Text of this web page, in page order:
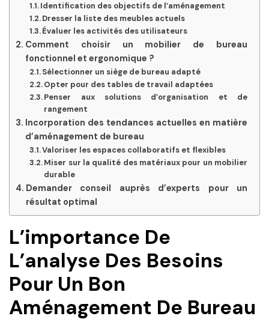
Identification des objectifs de l’aménagement
Dresser la liste des meubles actuels
Évaluer les activités des utilisateurs
Comment choisir un mobilier de bureau
fonctionnel et ergonomique ?
Sélectionner un siège de bureau adapté
Opter pour des tables de travail adaptées
Penser aux solutions d’organisation et de
rangement
Incorporation des tendances actuelles en matière
d’aménagement de bureau
Valoriser les espaces collaboratifs et flexibles
Miser sur la qualité des matériaux pour un mobilier
durable
Demander conseil auprès d’experts pour un
résultat optimal
L’importance De
L’analyse Des Besoins
Pour Un Bon
Aménagement De Bureau